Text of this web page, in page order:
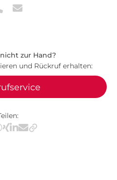
zur Hand?
und Rückruf erhalten:
Facebook
via X / Twitter
via WhatsApp
Teilen via Xing
Teilen via LinkedIn
Teilen via E-Mail